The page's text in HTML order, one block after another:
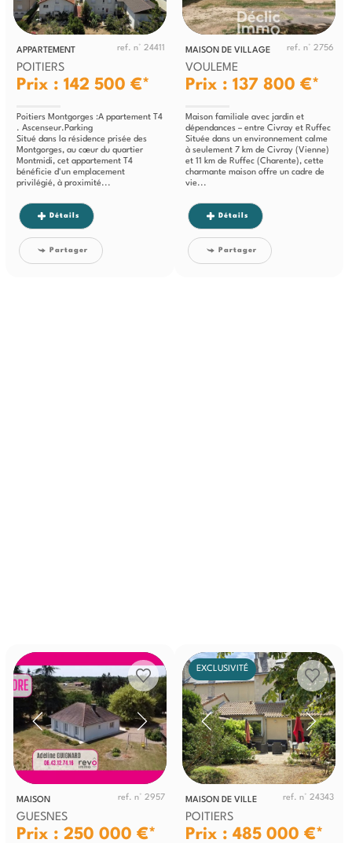
APPARTEMENT ref. n° 24411
POITIERS
Prix : 142 500 €*
Poitiers Montgorges :A ppartement T4
. Ascenseur.Parking
Situé dans la résidence prisée des
Montgorges, au cœur du quartier
Montmidi, cet appartement T4
bénéficie d'un emplacement
privilégié, à proximité...
Détails
Partager
MAISON DE VILLAGE ref. n° 2756
VOULEME
Prix : 137 800 €*
Maison familiale avec jardin et
dépendances – entre Civray et Ruffec
Située dans un environnement calme
à seulement 7 km de Civray (Vienne)
et 11 km de Ruffec (Charente), cette
charmante maison offre un cadre de
vie...
Détails
Partager
MAISON ref. n° 2957
GUESNES
Prix : 250 000 €*
EXCLUSIVITÉ
MAISON DE VILLE ref. n° 24343
POITIERS
Prix : 485 000 €*